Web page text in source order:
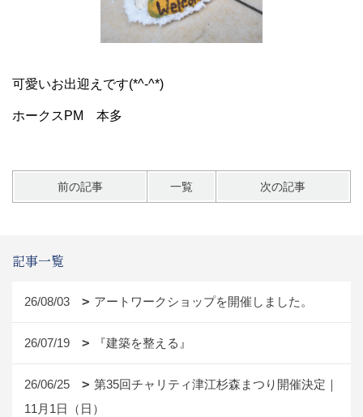
可愛いお出迎えです(*^-^*)
ホークスPM 本多
前の記事 一覧 次の記事
記事一覧
26/08/03 アートワークショップを開催しました。
26/07/19 『建築を整える』
26/06/25
第35回チャリティ津江杉森まつり開催決定｜
11月1日（日）